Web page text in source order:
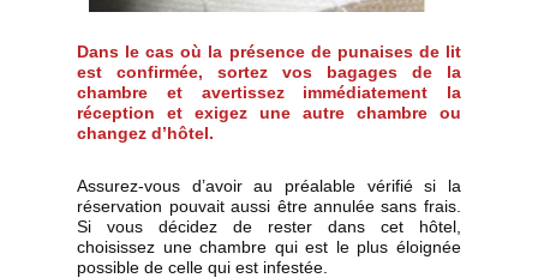
Dans le cas où la présence de punaises de lit
est confirmée, sortez vos bagages de la
chambre et avertissez immédiatement la
réception et exigez une autre chambre ou
changez d’hôtel.
Assurez-vous d’avoir au préalable vérifié si la
réservation pouvait aussi être annulée sans frais.
Si vous décidez de rester dans cet hôtel,
choisissez une chambre qui est le plus éloignée
possible de celle qui est infestée.